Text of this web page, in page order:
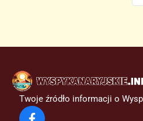
Twoje źródło informacji o